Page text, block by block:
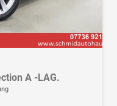
A -LAG.